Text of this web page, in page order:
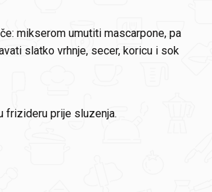
mikserom umutiti mascarpone, pa
slatko vrhnje, secer, koricu i sok
frizideru prije sluzenja.